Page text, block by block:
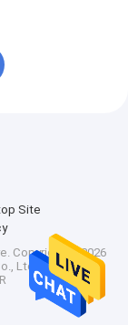
Site
Copyright © 2026
Ltd.. All Rights